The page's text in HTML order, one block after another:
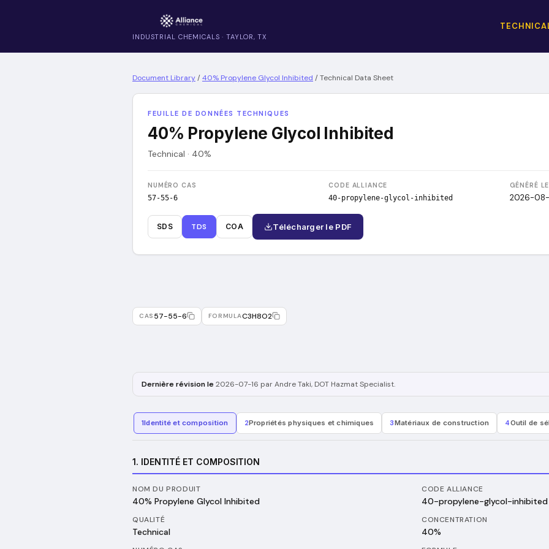
INDUSTRIAL CHEMICALS · TAYLOR, TX
Document Library/40% Propylene Glycol Inhibited /Technical Data Sheet
FEUILLE DE DONNÉES TECHNIQUES
40% Propylene Glycol Inhibited
Technical · 40%
NUMÉRO CAS
57-55-6
CODE ALLIANCE
40-propylene-glycol-inhibited
GÉNÉRÉ LE
2026-
SDS TDS COA Télécharger le PDF
CAS 57-55-6 FORMULAC3H8O2
Dernière révision le2026-07-16 par Andre Taki, DOT Hazmat Specialist.
1Identité et composition 2Propriétés physiques et chimiques 3Matériaux de construction 4Outil de
1. IDENTITÉ ET COMPOSITION
NOM DU PRODUIT
40% Propylene Glycol Inhibited
CODE ALLIANCE
40-propylene-glycol-inhibited
QUALITÉ
Technical
CONCENTRATION
40%